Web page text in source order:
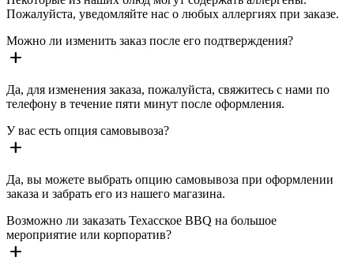
Пожалуйста, уведомляйте нас о любых аллергиях при заказе.
Можно ли изменить заказ после его подтверждения?
add
Да, для изменения заказа, пожалуйста, свяжитесь с нами по
телефону в течение пяти минут после оформления.
У вас есть опция самовывоза?
add
Да, вы можете выбрать опцию самовывоза при оформлении
заказа и забрать его из нашего магазина.
Возможно ли заказать Техасское BBQ на большое
мероприятие или корпоратив?
add